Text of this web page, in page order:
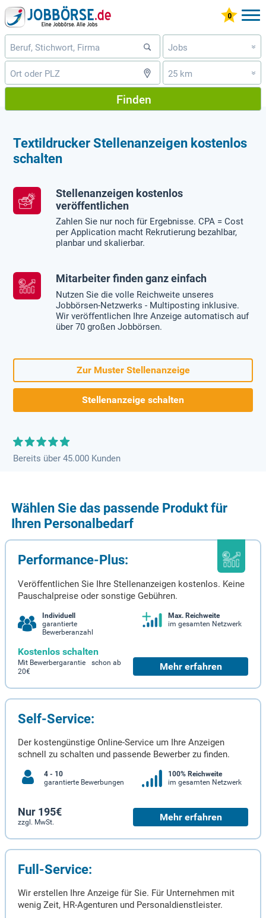
Jobs »
25 km »
Finden
Textildrucker Stellenanzeigen kostenlos
schalten
Stellenanzeigen kostenlos
veröffentlichen
Zahlen Sie nur noch für Ergebnisse. CPA = Cost
per Application macht Rekrutierung bezahlbar,
planbar und skalierbar.
Mitarbeiter finden ganz einfach
Nutzen Sie die volle Reichweite unseres
Jobbörsen-Netzwerks - Multiposting inklusive.
Wir veröffentlichen Ihre Anzeige automatisch auf
über 70 großen Jobbörsen.
Zur Muster Stellenanzeige
Stellenanzeige schalten
Bereits über 45.000 Kunden
Wählen Sie das passende Produkt für
Ihren Personalbedarf
Performance-Plus:
Veröffentlichen Sie Ihre Stellenanzeigen kostenlos. Keine
Pauschalpreise oder sonstige Gebühren.
Individuell
garantierte
Bewerberanzahl
Max. Reichweite
im gesamten Netzwerk
Kostenlos schalten
Mit Bewerbergarantie schon ab
20€
Mehr erfahren
Self-Service:
Der kostengünstige Online-Service um Ihre Anzeigen
schnell zu schalten und passende Bewerber zu finden.
4 - 10
garantierte Bewerbungen
100% Reichweite
im gesamten Netzwerk
Nur 195€
zzgl. MwSt. Mehr erfahren
Full-Service:
Wir erstellen Ihre Anzeige für Sie. Für Unternehmen mit
wenig Zeit, HR-Agenturen und Personaldienstleister.